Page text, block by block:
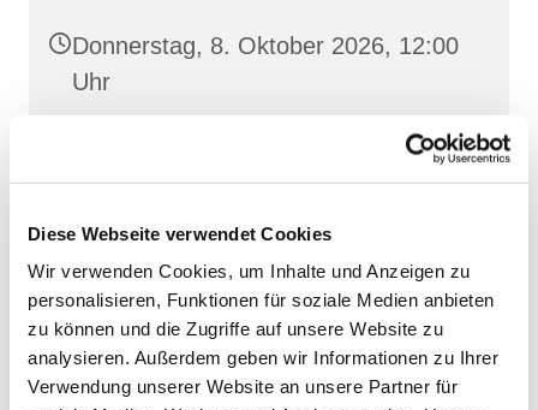
Diese Webseite verwendet Cookies
Wir verwenden Cookies, um Inhalte und Anzeigen zu
personalisieren, Funktionen für soziale Medien anbieten
zu können und die Zugriffe auf unsere Website zu
analysieren. Außerdem geben wir Informationen zu Ihrer
Verwendung unserer Website an unsere Partner für
Donnerstag, 8. Oktober 2026, 12:00
Uhr
Maria Meeresstern, Sellin, Hochufer /
Waldweg, 18586 Sellin